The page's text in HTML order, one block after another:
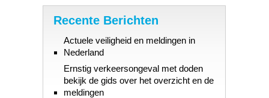
Recente Berichten
Actuele veiligheid en meldingen in
Nederland
Ernstig verkeersongeval met doden
bekijk de gids over het overzicht en de
meldingen